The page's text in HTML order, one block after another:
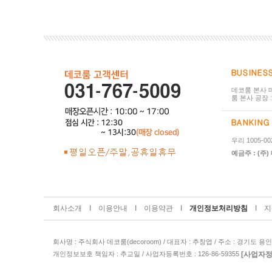
데코룸 본사
룸 본사 공장
우리 1005-
예금주 : (주)
회사소개 이용안내 이용약관 개인정보처리방침
회사명 : 주식회사 데코룸(decoroom) / 대표자 : 추창엽 / 주소 : 경기도 용
개인정보보호 책임자 : 추교일 / 사업자등록번호 : 126-86-59355 [사업자